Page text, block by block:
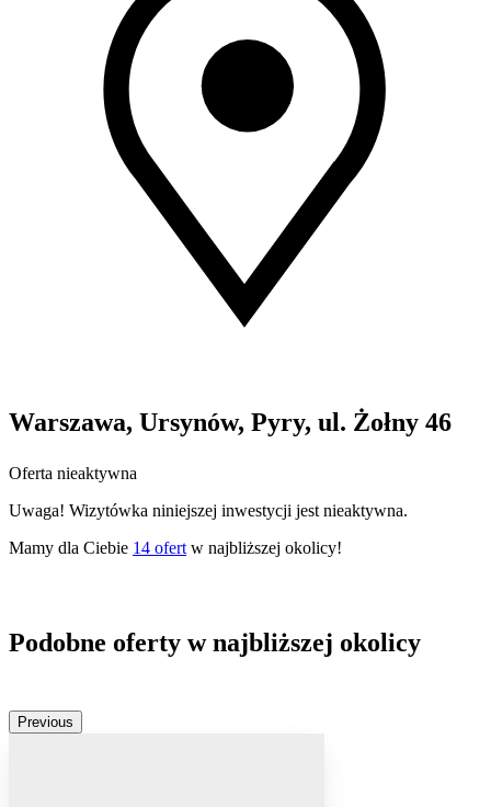
Warszawa, Ursynów, Pyry, ul. Żołny 46
Oferta nieaktywna
Uwaga! Wizytówka niniejszej inwestycji jest nieaktywna.
Mamy dla Ciebie 14 ofert w najbliższej okolicy!
Podobne oferty w najbliższej okolicy
Previous